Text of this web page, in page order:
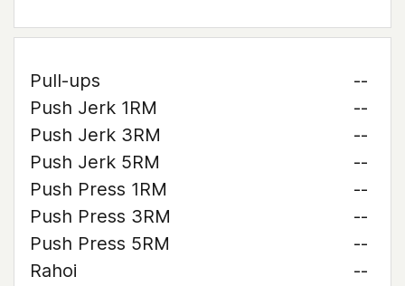
Pull-ups
--
Push Jerk 1RM
--
Push Jerk 3RM
--
Push Jerk 5RM
--
Push Press 1RM
--
Push Press 3RM
--
Push Press 5RM
--
Rahoi
--